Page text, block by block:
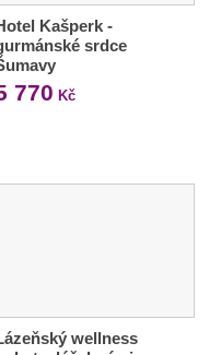
Kašperk -
srdce
770 Kč
wellness